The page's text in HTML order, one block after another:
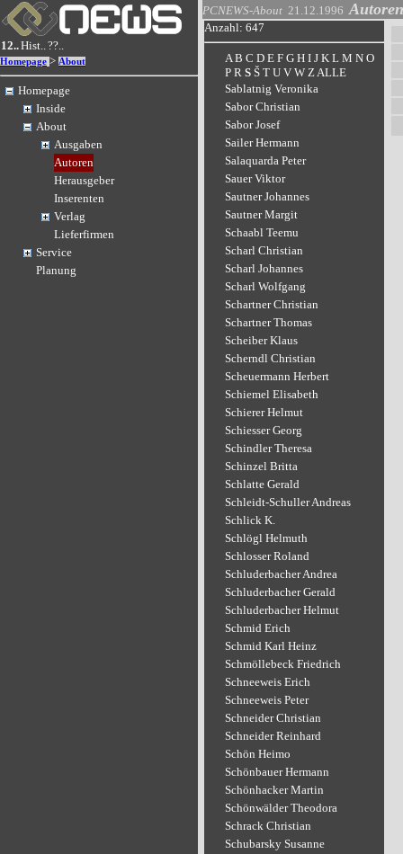
12..Hist..??..
Homepage > About
Homepage
Inside
About
Ausgaben
Autoren
Herausgeber
Inserenten
Verlag
Lieferfirmen
Service
Planung
PCNEWS-About 21.12.1996 Autoren
Anzahl: 647
A B C D E F G H I J K L M N O
P R S Š T U V W ZALLE
Sablatnig Veronika
Sabor Christian
Sabor Josef
Sailer Hermann
Salaquarda Peter
Sauer Viktor
Sautner Johannes
Sautner Margit
Schaabl Teemu
Scharl Christian
Scharl Johannes
Scharl Wolfgang
Schartner Christian
Schartner Thomas
Scheiber Klaus
Scherndl Christian
Scheuermann Herbert
Schiemel Elisabeth
Schierer Helmut
Schiesser Georg
Schindler Theresa
Schinzel Britta
Schlatte Gerald
Schleidt-Schuller Andreas
Schlick K.
Schlögl Helmuth
Schlosser Roland
Schluderbacher Andrea
Schluderbacher Gerald
Schluderbacher Helmut
Schmid Erich
Schmid Karl Heinz
Schmöllebeck Friedrich
Schneeweis Erich
Schneeweis Peter
Schneider Christian
Schneider Reinhard
Schön Heimo
Schönbauer Hermann
Schönhacker Martin
Schönwälder Theodora
Schrack Christian
Schubarsky Susanne